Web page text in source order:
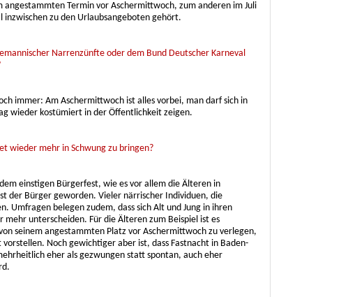
Termin vor Aschermittwoch, zum anderen im Juli
inzwischen zu den Urlaubsangeboten gehört.
Narrenzünfte oder dem Bund Deutscher Karneval
immer: Am Aschermittwoch ist alles vorbei, man darf sich in
wieder kostümiert in der Öffentlichkeit zeigen.
wieder mehr in Schwung zu bringen?
einstigen Bürgerfest, wie es vor allem die Älteren in
der Bürger geworden. Vieler närrischer Individuen, die
Umfragen belegen zudem, dass sich Alt und Jung in ihren
mehr unterscheiden. Für die Älteren zum Beispiel ist es
seinem angestammten Platz vor Aschermittwoch zu verlegen,
vorstellen. Noch gewichtiger aber ist, dass Fastnacht in Baden-
eher als gezwungen statt spontan, auch eher